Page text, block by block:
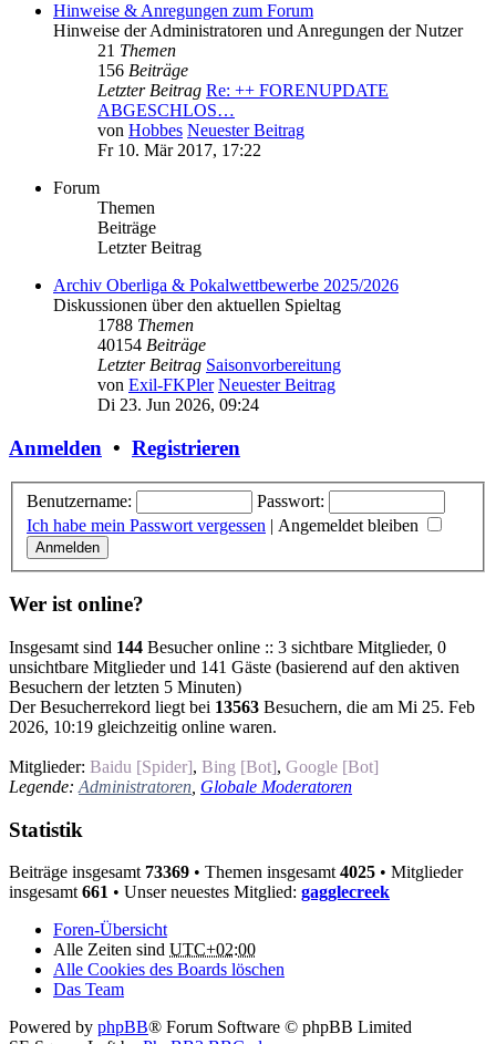
Hinweise & Anregungen zum Forum
Hinweise der Administratoren und Anregungen der Nutzer
21 Themen
156 Beiträge
Letzter Beitrag Re: ++ FORENUPDATE
ABGESCHLOS…
von Hobbes Neuester Beitrag
Fr 10. Mär 2017, 17:22
Forum
Themen
Beiträge
Letzter Beitrag
Archiv Oberliga & Pokalwettbewerbe 2025/2026
Diskussionen über den aktuellen Spieltag
1788 Themen
40154 Beiträge
Letzter Beitrag Saisonvorbereitung
von Exil-FKPler Neuester Beitrag
Di 23. Jun 2026, 09:24
Anmelden • Registrieren
Benutzername:
Passwort:
Ich habe mein Passwort vergessen | Angemeldet bleiben
Wer ist online?
Insgesamt sind 144 Besucher online :: 3 sichtbare Mitglieder, 0
unsichtbare Mitglieder und 141 Gäste (basierend auf den aktiven
Besuchern der letzten 5 Minuten)
Der Besucherrekord liegt bei 13563 Besuchern, die am Mi 25. Feb
2026, 10:19 gleichzeitig online waren.
Mitglieder: Baidu [Spider], Bing [Bot], Google [Bot]
Legende: Administratoren Globale Moderatoren
Statistik
Beiträge insgesamt 73369 • Themen insgesamt 4025 • Mitglieder
insgesamt 661 • Unser neuestes Mitglied: gagglecreek
Foren-Übersicht
Alle Zeiten sind UTC+02:00
Alle Cookies des Boards löschen
Das Team
Powered by phpBB® Forum Software © phpBB Limited